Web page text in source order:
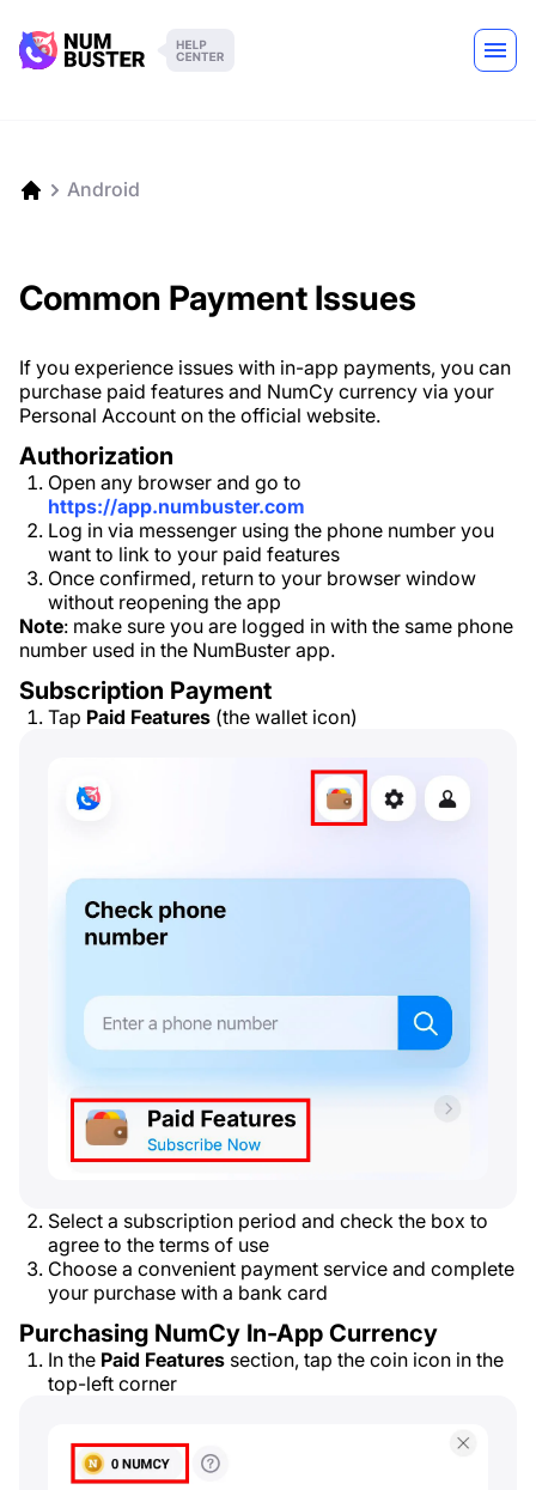
Android
Common Payment Issues
If you experience issues with in-app payments, you can
purchase paid features and NumCy currency via your
Personal Account on the official website.
Authorization
Open any browser and go to
https://app.numbuster.com
Log in via messenger using the phone number you
want to link to your paid features
Once confirmed, return to your browser window
without reopening the app
Note: make sure you are logged in with the same phone
number used in the NumBuster app.
Subscription Payment
Tap Paid Features (the wallet icon)
Select a subscription period and check the box to
agree to the terms of use
Choose a convenient payment service and complete
your purchase with a bank card
Purchasing NumCy In-App Currency
In the Paid Features section, tap the coin icon in the
top-left corner